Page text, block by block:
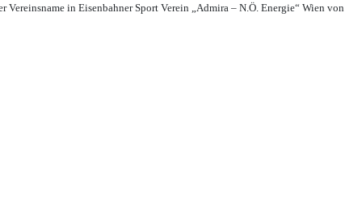
Vereinsname in Eisenbahner Sport Verein „Admira – N.Ö. Energie“ Wien von